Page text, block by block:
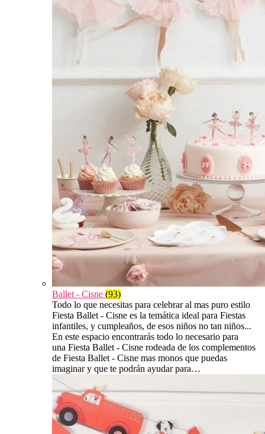
Ballet - Cisne (93)
Todo lo que necesitas para celebrar al mas puro estilo
Fiesta Ballet - Cisne es la temática ideal para Fiestas
infantiles, y cumpleaños, de esos niños no tan niños...
En este espacio encontrarás todo lo necesario para
una Fiesta Ballet - Cisne rodeada de los complementos
de Fiesta Ballet - Cisne mas monos que puedas
imaginar y que te podrán ayudar para…